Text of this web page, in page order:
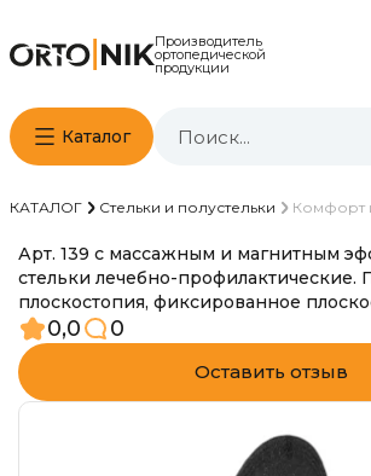
Производитель
ортопедической
продукции
Каталог
КАТАЛОГ Стельки и полустельки Комфорт
Арт. 139 с массажным и магнитным
стельки лечебно-профилактические.
плоскостопия, фиксированное
0,0 0
Оставить отзыв